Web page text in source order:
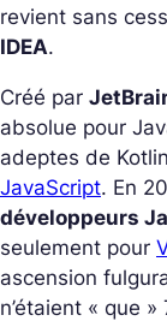
revient sans
IDEA.
Créé par
absolue pour
adeptes de
JavaScript. En
développeurs
seulement pour
ascension
n’étaient « que